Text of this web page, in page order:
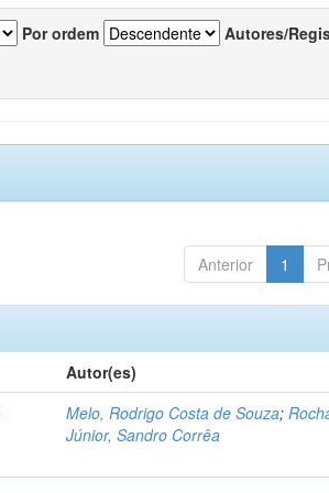
Por ordem Autores/
Anterior 1
Autor(es)
Melo, Rodrigo Costa de Souza;
Júnior, Sandro Corrêa